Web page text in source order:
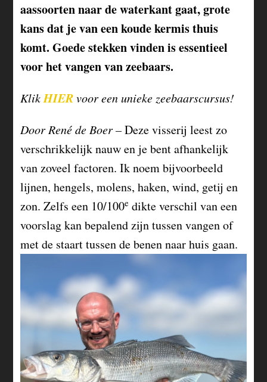
aassoorten naar de waterkant gaat, grote
kans dat je van een koude kermis thuis
komt. Goede stekken vinden is essentieel
voor het vangen van zeebaars.
KlikHIER voor een unieke zeebaarscursus!
Door René de Boer –Deze visserij leest zo
verschrikkelijk nauw en je bent afhankelijk
van zoveel factoren. Ik noem bijvoorbeeld
lijnen, hengels, molens, haken, wind, getij en
zon. Zelfs een 10/100e dikte verschil van een
voorslag kan bepalend zijn tussen vangen of
met de staart tussen de benen naar huis gaan.